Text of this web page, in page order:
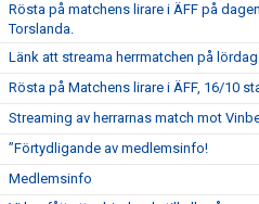
Rösta på matchens lirare i ÄFF på
Torslanda.
Länk att streama herrmatchen på
Rösta på Matchens lirare i ÄFF, 16/10
Streaming av herrarnas match mot
”Förtydligande av medlemsinfo!
Medlemsinfo